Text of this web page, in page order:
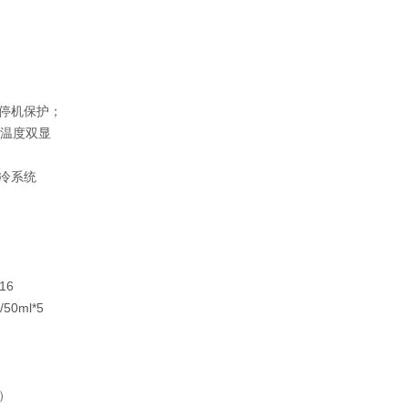
机保护；
度双显
系统